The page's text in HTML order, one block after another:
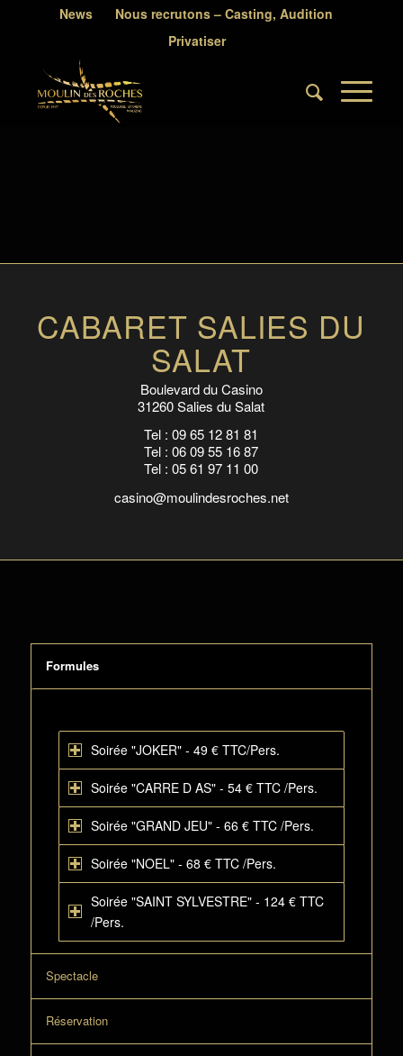
News
Nous recrutons – Casting, Audition
Privatiser
CABARET SALIES DU
SALAT
Boulevard du Casino
31260 Salies du Salat
Tel : 09 65 12 81 81
Tel : 06 09 55 16 87
Tel : 05 61 97 11 00
casino@moulindesroches.net
Formules
Soirée "JOKER" - 49 € TTC/Pers.
Soirée "CARRE D AS" - 54 € TTC /Pers.
Soirée "GRAND JEU" - 66 € TTC /Pers.
Soirée "NOEL" - 68 € TTC /Pers.
Soirée "SAINT SYLVESTRE" - 124 € TTC
/Pers.
Spectacle
Réservation